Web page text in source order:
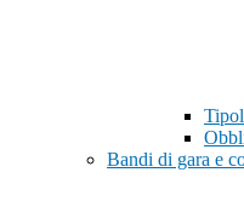
Bandi di gara e